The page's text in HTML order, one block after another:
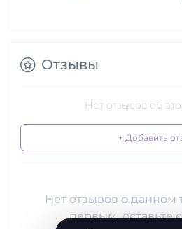
Отзывы
Нет отзывов об
+ Добавить
Нет отзывов о данном
первым, оставьте